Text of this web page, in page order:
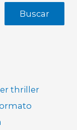
Buscar
thriller